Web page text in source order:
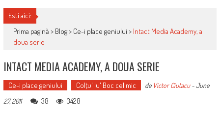
Esti aici:
Prima pagină > Blog> Ce-i place geniului > Intact Media Academy, a
doua serie
INTACT MEDIA ACADEMY, A DOUA SERIE
Ce-i place geniului Colţu' lu' Boc cel mic de Victor Ciutacu-June
27, 2011
38 3428